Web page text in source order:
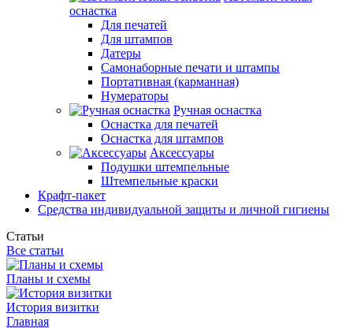
оснастка
Для печатей
Для штампов
Датеры
Самонаборные печати и штампы
Портативная (карманная)
Нумераторы
Ручная оснастка
Оснастка для печатей
Оснастка для штампов
Аксессуары
Подушки штемпельные
Штемпельные краски
Крафт-пакет
Средства индивидуальной защиты и личной гигиены
Статьи
Все статьи
Планы и схемы
История визитки
Главная